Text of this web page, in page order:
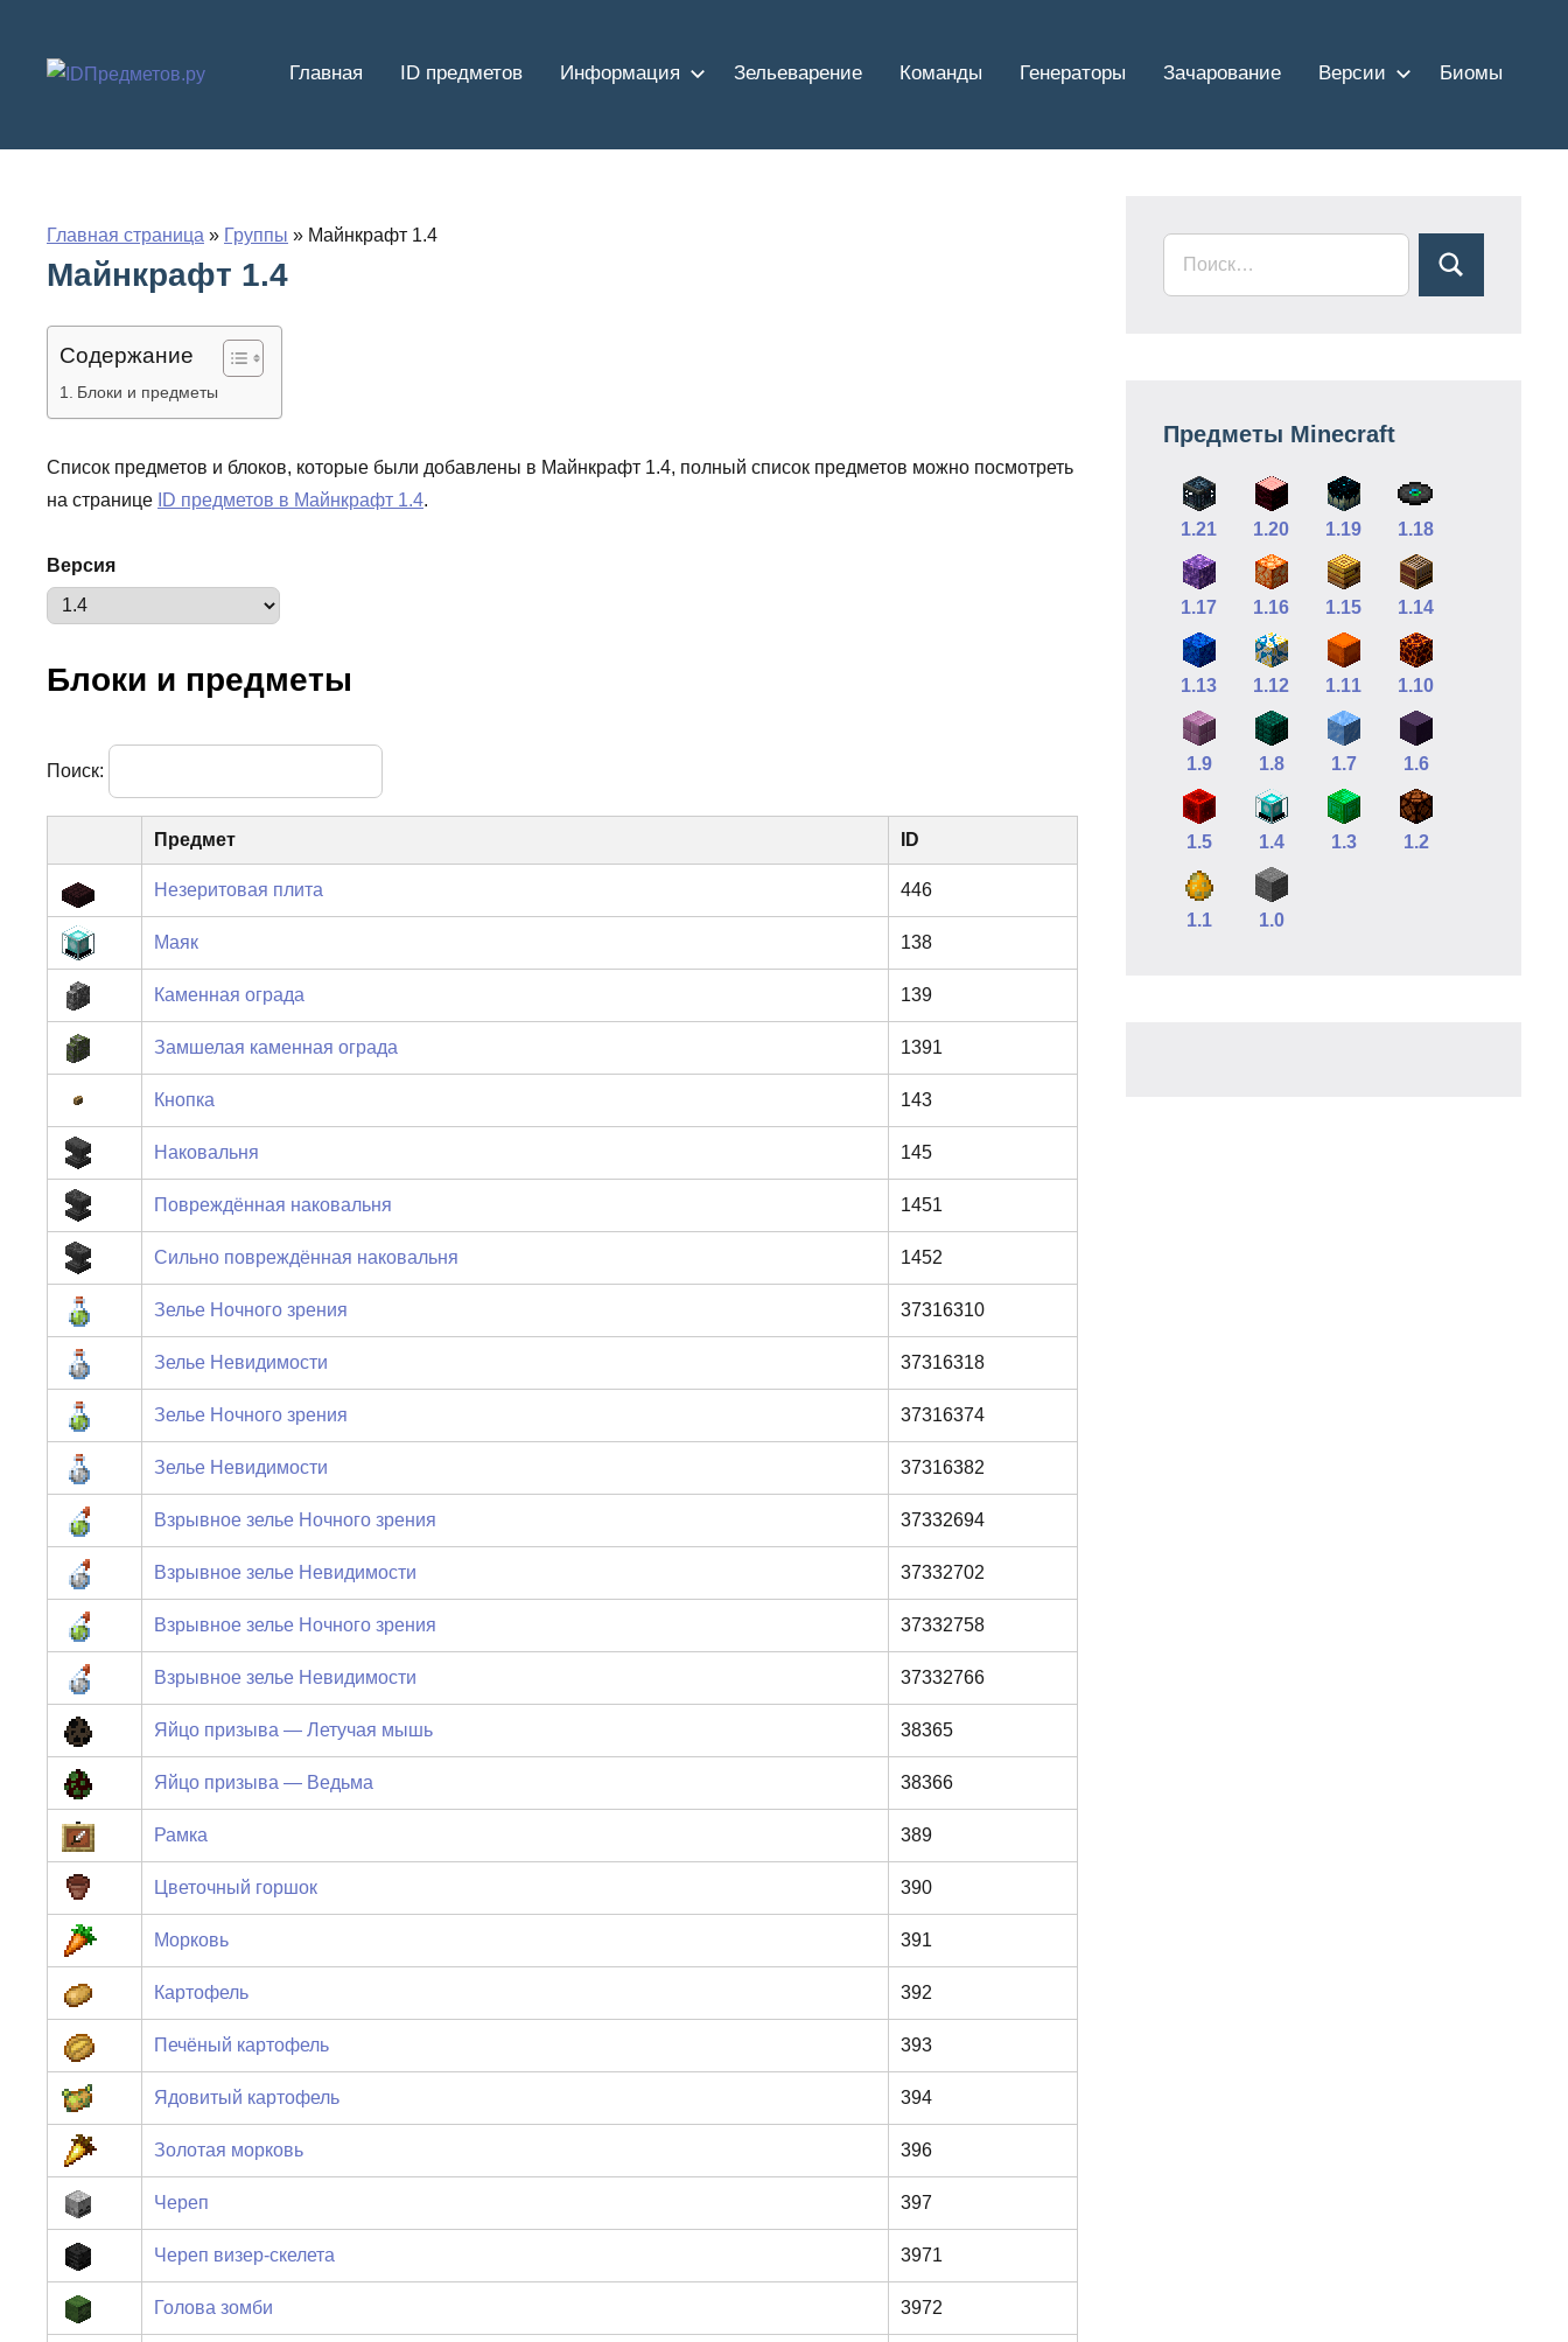
содержимому
Главная ID предметов Информация Зельеварение Команды Генераторы Зачарование Версии Биомы
Главная страница » Группы » Майнкрафт 1.4
Майнкрафт 1.4
Содержание
Блоки и предметы
Список предметов и блоков, которые были добавлены в Майнкрафт 1.4, полный список предметов можно посмотреть
на странице ID предметов в Майнкрафт 1.4.
Версия
Блоки и предметы
Поиск:
Предмет ID
Незеритовая плита 446
Маяк 138
Каменная ограда 139
Замшелая каменная ограда 1391
Кнопка 143
Наковальня 145
Повреждённая наковальня 1451
Сильно повреждённая наковальня 1452
Зелье Ночного зрения 37316310
Зелье Невидимости 37316318
Зелье Ночного зрения 37316374
Зелье Невидимости 37316382
Взрывное зелье Ночного зрения 37332694
Взрывное зелье Невидимости 37332702
Взрывное зелье Ночного зрения 37332758
Взрывное зелье Невидимости 37332766
Яйцо призыва — Летучая мышь 38365
Яйцо призыва — Ведьма 38366
Рамка 389
Цветочный горшок 390
Морковь 391
Картофель 392
Печёный картофель 393
Ядовитый картофель 394
Золотая морковь 396
Череп 397
Череп визер-скелета 3971
Голова зомби 3972
Предметы Minecraft
1.21 1.20 1.19 1.18
1.17 1.16 1.15 1.14
1.13 1.12 1.11 1.10
1.9 1.8 1.7 1.6
1.5 1.4 1.3 1.2
1.1 1.0